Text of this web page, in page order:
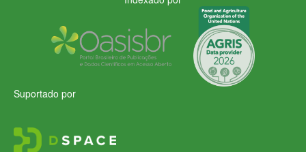
Suportado por